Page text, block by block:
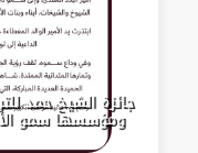
جائزة الشيخ حمد
ومؤسسها سمو